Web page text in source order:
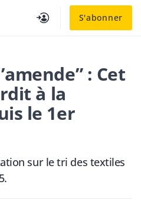
S'abonner
: Cet
à la
le 1er
sur le tri des textiles